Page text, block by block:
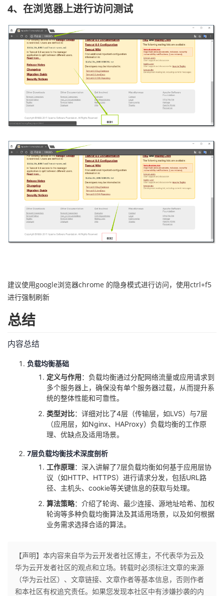
4、在浏览器上进行访问测试
建议使用google浏览器chrome 的隐身模式进行访问，使用ctrl+f5
进行强制刷新
总结
内容总结
负载均衡基础
定义与作用：负载均衡通过分配网络流量或应用请求到
多个服务器上，确保没有单个服务器过载，从而提升系
统的整体性能和可靠性。
类型对比：详细对比了4层（传输层，如LVS）与7层
（应用层，如Nginx、HAProxy）负载均衡的工作原
理、优缺点及适用场景。
7层负载均衡技术深度剖析
工作原理：深入讲解了7层负载均衡如何基于应用层协
议（如HTTP、HTTPS）进行请求分发，包括URL路
径、主机头、cookie等关键信息的获取与处理。
算法策略：介绍了轮询、最少连接、源地址哈希、加权
轮询等多种负载均衡算法及其适用场景，以及如何根据
业务需求选择合适的算法。
【声明】本内容来自华为云开发者社区博主，不代表华为云及
华为云开发者社区的观点和立场。转载时必须标注文章的来源
（华为云社区）、文章链接、文章作者等基本信息，否则作者
和本社区有权追究责任。如果您发现本社区中有涉嫌抄袭的内